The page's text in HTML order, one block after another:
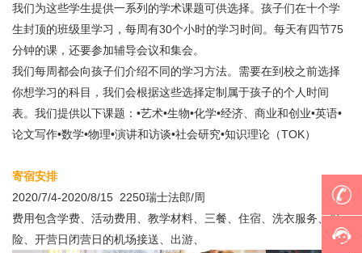
我们为这些学生提供一系列的学术课题可供选择。孩子们在十个学
生封顶的班级里学习，每周有30个小时的学习时间。每天有四节75
分钟的课，还要参加辅导会议和集会。
我们每周都会向孩子们介绍不同的学习方法。需要在到校之前选择
你想学习的科目，我们会根据这些选择定制属于孩子的个人时间
表。我们提供以下课题：•艺术•生物•化学•经济、商业和创业•英语•
论文写作•数学•物理•演讲和访谈•社会研究•知识理论（TOK）
寄宿安排
2020/7/4-2020/8/15 2250瑞士法郎/周
费用包含学费、活动费用、教学材料、三餐、住宿、洗衣服务、保
险、开营日闭营日的机场接送、出游、